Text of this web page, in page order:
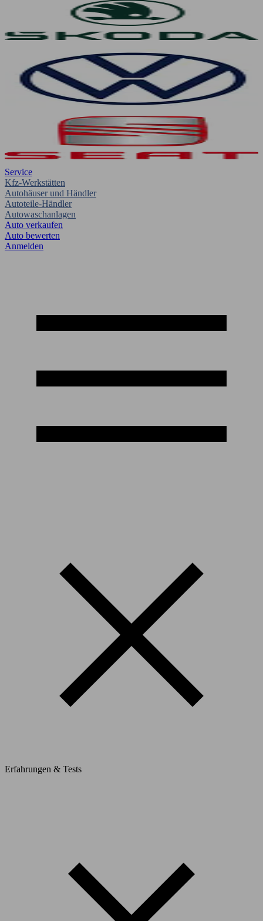
Service
Kfz-Werkstätten
Autohäuser und Händler
Autoteile-Händler
Autowaschanlagen
Auto verkaufen
Auto bewerten
Anmelden
Erfahrungen & Tests